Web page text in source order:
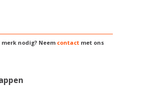
nodig? Neem contact met ons